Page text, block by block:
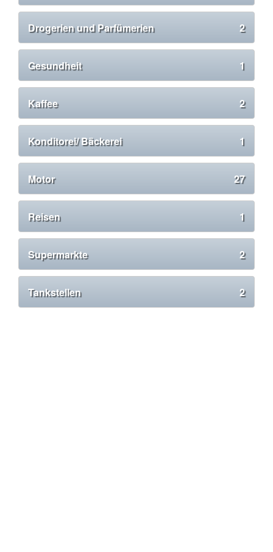
Drogerien und Parfümerien 2
Gesundheit 1
Kaffee 2
Konditorei/ Bäckerei 1
Motor 27
Reisen 1
Supermarkte 2
Tankstellen 2